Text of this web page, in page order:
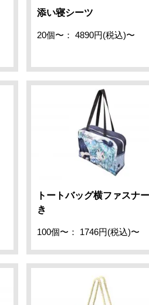
添い寝シーツ
20個〜： 4890円(税込)〜
トートバッグ横ファスナ
き
100個〜： 1746円(税込)〜